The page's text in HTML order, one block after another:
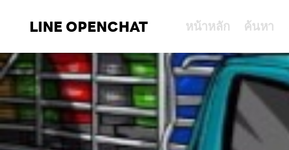
LINE OPENCHAT หน้าหลัก ค้นหา